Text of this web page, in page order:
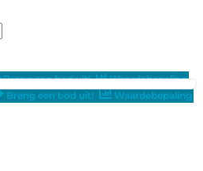
Breng een bod uit!
Waardebepaling
Breng een bod uit! Waardebepaling